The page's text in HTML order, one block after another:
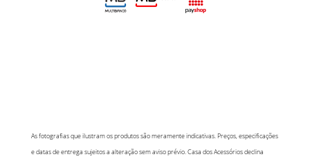
As fotografias que ilustram os produtos são meramente indicativas. Preços, especificações
e datas de entrega sujeitos a alteração sem aviso prévio. Casa dos Acessórios declina